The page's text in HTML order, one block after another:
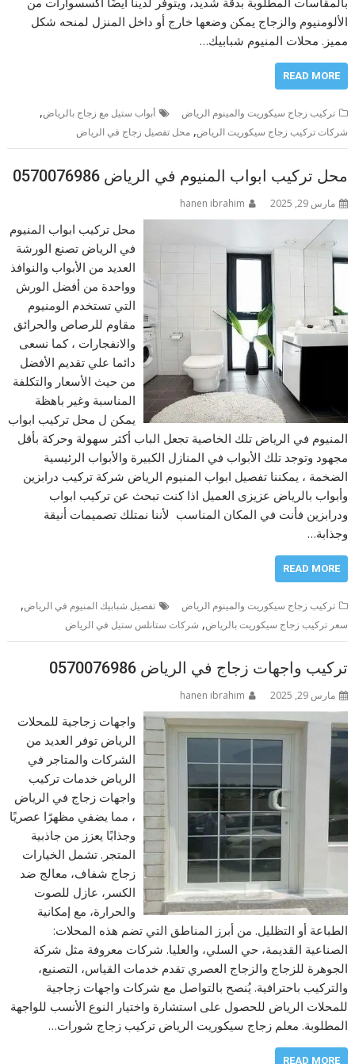
الألومنيوم والزجاج يمكن وضعها خارج أو داخل المنزل لمنحه شكل
مميز. محلات المنيوم شبابيك…
READ MORE
تركيب زجاج سيكوريت والمينوم الرياض أبواب ستيل مع زجاج بالرياض,
شركات تركيب زجاج سيكوريت الرياض,محل تفصيل زجاج في الرياض
محل تركيب ابواب المنيوم في الرياض 0570076986
مارس 29, 2025 hanen ibrahim
محل تركيب ابواب المنيوم
في الرياض تصنع الورشة
العديد من الأبواب والنوافذ
وواحدة من أفضل الورش
التي تستخدم الومنيوم
مقاوم للرصاص والحرائق
والانفجارات ، كما نسعى
دائما علي تقديم الأفضل
من حيث الأسعار والتكلفة
المناسبة وغير باهظة
يمكن ل محل تركيب ابواب
المنيوم في الرياض تلك الخاصية تجعل الباب أكثر سهولة وحركة بأقل
مجهود وتوجد تلك الأبواب في المنازل الكبيرة والأبواب الرئيسية
الضخمة ، يمكننا تفصيل ابواب المنيوم الرياض شركة تركيب درابزين
وأبواب بالرياض عزيزى العميل اذا كنت تبحث عن تركيب ابواب
ودرابزين فأنت في المكان المناسب لأننا نمتلك تصميمات أنيقة
وجذابة…
READ MORE
تركيب زجاج سيكوريت والمينوم الرياض تفصيل شبابيك المنيوم في الرياض,
سعر تركيب زجاج سيكوريت بالرياض, شركات ستانلس ستيل في الرياض
تركيب واجهات زجاج في الرياض 0570076986
مارس 29, 2025 hanen ibrahim
واجهات زجاجية للمحلات
الرياض توفر العديد من
الشركات والمتاجر في
الرياض خدمات تركيب
واجهات زجاج في الرياض
، مما يضفي مظهرًا عصريًا
وجذابًا يعزز من جاذبية
المتجر. تشمل الخيارات
زجاج شفاف، معالج ضد
الكسر، عازل للصوت
والحرارة، مع إمكانية
الطباعة أو التظليل. من أبرز المناطق التي تضم هذه المحلات:
الصناعية القديمة، حي السلي، والعليا. شركات معروفة مثل شركة
الجوهرة للزجاج والزجاج العصري تقدم خدمات القياس، التصنيع،
والتركيب باحترافية. يُنصح بالتواصل مع شركات واجهات زجاجية
للمحلات الرياض للحصول على استشارة واختيار النوع الأنسب للواجهة
المطلوبة. معلم زجاج سيكوريت الرياض تركيب زجاج شورات…
READ MORE